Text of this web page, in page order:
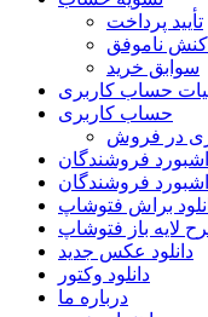
تأیید پرداخت
ناموفق
سوابق خرید
حساب کاربری
حساب کاربری
در فروش
فروشندگان
فروشندگان
براش فتوشاپ
لایه باز فتوشاپ
دانلود عکس جدید
دانلود وکتور
درباره ما